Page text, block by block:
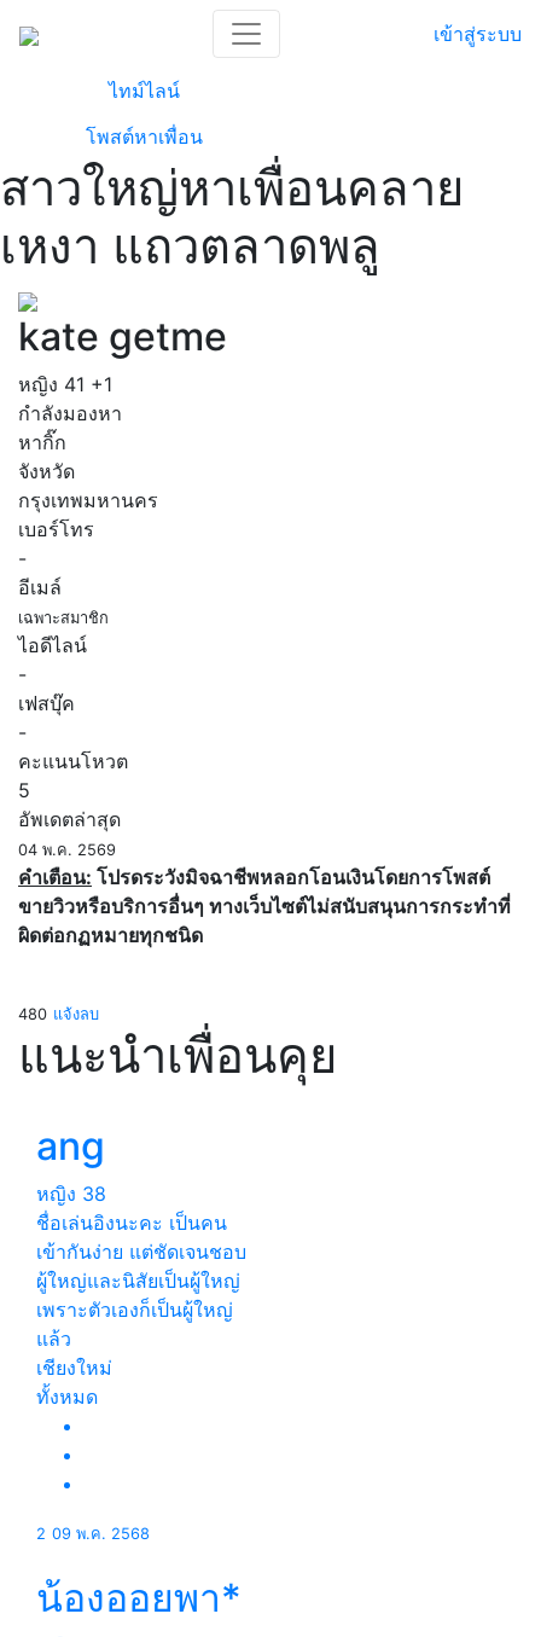
เข้าสู่ระบบ
ไทม์ไลน์
โพสต์หาเพื่อน
สาวใหญ่หาเพื่อนคลาย
เหงา แถวตลาดพลู
kate getme
หญิง 41 +1
กำลังมองหา
หากิ๊ก
จังหวัด
กรุงเทพมหานคร
เบอร์โทร
-
อีเมล์
เฉพาะสมาชิก
ไอดีไลน์
-
เฟสบุ๊ค
-
คะแนนโหวต
5
อัพเดตล่าสุด
04 พ.ค. 2569
คำเตือน: โปรดระวังมิจฉาชีพหลอกโอนเงินโดยการโพสต์
ขายวิวหรือบริการอื่นๆ ทางเว็บไซต์ไม่สนับสนุนการกระทำที่
ผิดต่อกฏหมายทุกชนิด
480 แจ้งลบ
แนะนำเพื่อนคุย
ang
หญิง 38
ชื่อเล่นอิงนะคะ เป็นคน
เข้ากันง่าย แต่ชัดเจนชอบ
ผู้ใหญ่และนิสัยเป็นผู้ใหญ่
เพราะตัวเองก็เป็นผู้ใหญ่
แล้ว
เชียงใหม่
ทั้งหมด
2 09 พ.ค. 2568
น้องออยพา*